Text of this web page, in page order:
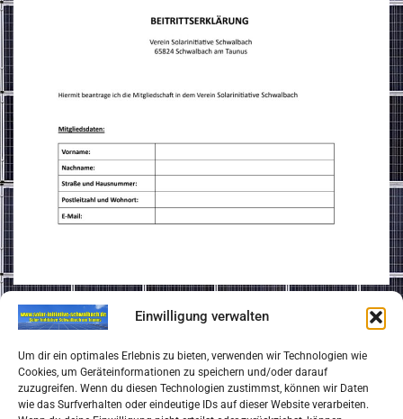
Einwilligung verwalten
Um dir ein optimales Erlebnis zu bieten, verwenden wir Technologien wie
Cookies, um Geräteinformationen zu speichern und/oder darauf
zuzugreifen. Wenn du diesen Technologien zustimmst, können wir Daten
wie das Surfverhalten oder eindeutige IDs auf dieser Website verarbeiten.
Impressum
Datenschutzerklärung